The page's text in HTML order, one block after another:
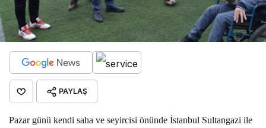
PAYLAŞ
Pazar günü kendi saha ve seyircisi önünde İstanbul Sultangazi ile